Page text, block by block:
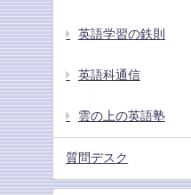
英語学習の鉄則
英語科通信
雲の上の英語塾
質問デスク